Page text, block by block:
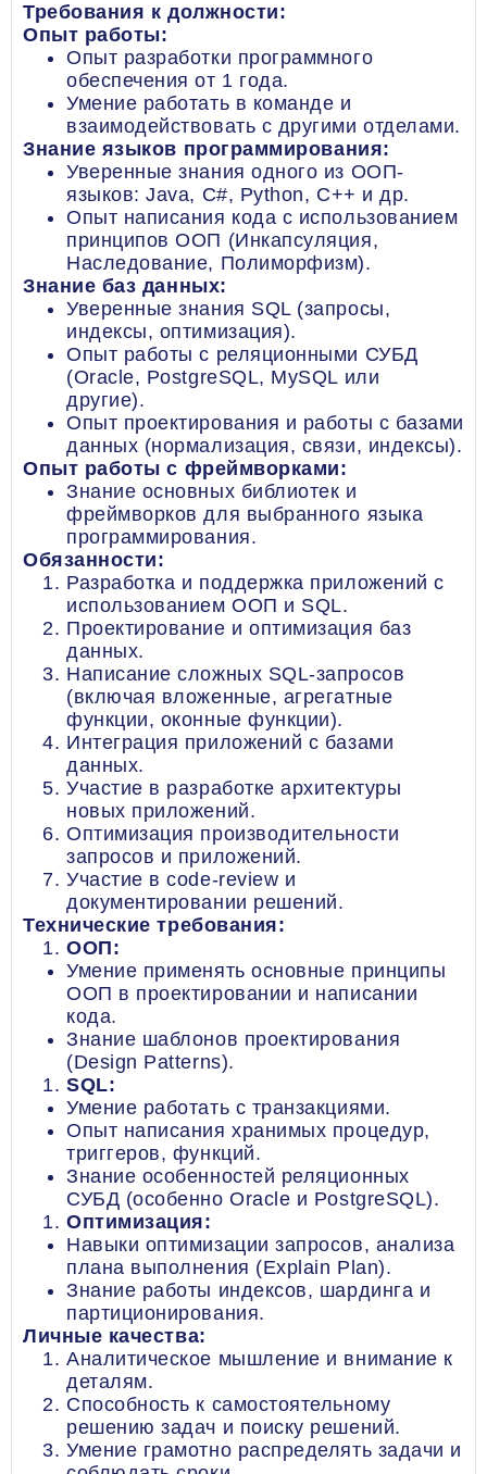
Требования к должности:
Опыт работы:
Опыт разработки программного
обеспечения от 1 года.
Умение работать в команде и
взаимодействовать с другими отделами.
Знание языков программирования:
Уверенные знания одного из ООП-
языков: Java, C#, Python, C++ и др.
Опыт написания кода с использованием
принципов ООП (Инкапсуляция,
Наследование, Полиморфизм).
Знание баз данных:
Уверенные знания SQL (запросы,
индексы, оптимизация).
Опыт работы с реляционными СУБД
(Oracle, PostgreSQL, MySQL или
другие).
Опыт проектирования и работы с базами
данных (нормализация, связи, индексы).
Опыт работы с фреймворками:
Знание основных библиотек и
фреймворков для выбранного языка
программирования.
Обязанности:
Разработка и поддержка приложений с
использованием ООП и SQL.
Проектирование и оптимизация баз
данных.
Написание сложных SQL-запросов
(включая вложенные, агрегатные
функции, оконные функции).
Интеграция приложений с базами
данных.
Участие в разработке архитектуры
новых приложений.
Оптимизация производительности
запросов и приложений.
Участие в code-review и
документировании решений.
Технические требования:
ООП:
Умение применять основные принципы
ООП в проектировании и написании
кода.
Знание шаблонов проектирования
(Design Patterns).
SQL:
Умение работать с транзакциями.
Опыт написания хранимых процедур,
триггеров, функций.
Знание особенностей реляционных
СУБД (особенно Oracle и PostgreSQL).
Оптимизация:
Навыки оптимизации запросов, анализа
плана выполнения (Explain Plan).
Знание работы индексов, шардинга и
партиционирования.
Личные качества:
Аналитическое мышление и внимание к
деталям.
Способность к самостоятельному
решению задач и поиску решений.
Умение грамотно распределять задачи и